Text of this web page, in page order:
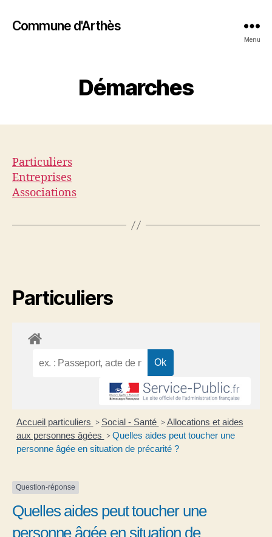
Commune d'Arthès
Menu
Démarches
Particuliers
Entreprises
Associations
Particuliers
Accueil particuliers > Social - Santé > Allocations et aides
aux personnes âgées > Quelles aides peut toucher une
personne âgée en situation de précarité ?
Question-réponse
Quelles aides peut toucher une
personne âgée en situation de